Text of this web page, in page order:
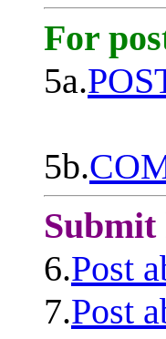
For
5a.
5b.
Submit
6.Post
7.Post